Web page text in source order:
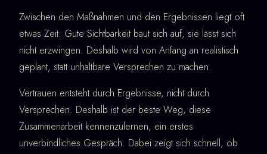
Zwischen den Maßnahmen und den Ergebnissen liegt oft
etwas Zeit. Gute Sichtbarkeit baut sich auf, sie lässt sich
nicht erzwingen. Deshalb wird von Anfang an realistisch
geplant, statt unhaltbare Versprechen zu machen.
Vertrauen entsteht durch Ergebnisse, nicht durch
Versprechen. Deshalb ist der beste Weg, diese
Zusammenarbeit kennenzulernen, ein erstes
unverbindliches Gespräch. Dabei zeigt sich schnell, ob